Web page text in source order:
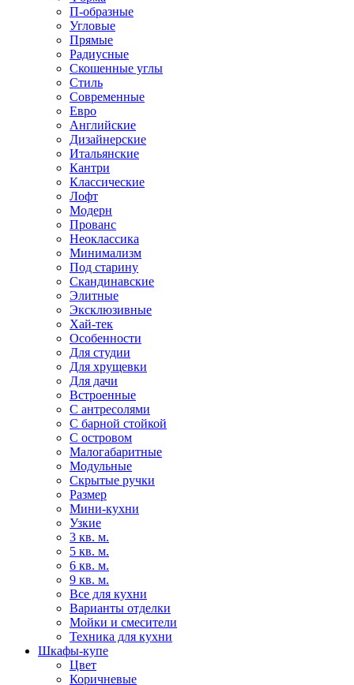
П-образные
Угловые
Прямые
Радиусные
Скошенные углы
Стиль
Современные
Евро
Английские
Дизайнерские
Итальянские
Кантри
Классические
Лофт
Модерн
Прованс
Неоклассика
Минимализм
Под старину
Скандинавские
Элитные
Эксклюзивные
Хай-тек
Особенности
Для студии
Для хрущевки
Для дачи
Встроенные
С антресолями
С барной стойкой
С островом
Малогабаритные
Модульные
Скрытые ручки
Размер
Мини-кухни
Узкие
3 кв. м.
5 кв. м.
6 кв. м.
9 кв. м.
Все для кухни
Варианты отделки
Мойки и смесители
Техника для кухни
Шкафы-купе
Цвет
Коричневые